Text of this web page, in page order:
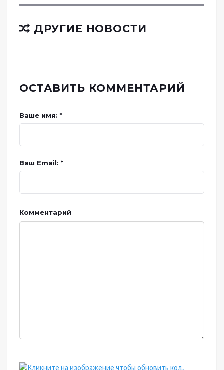
ДРУГИЕ НОВОСТИ
ОСТАВИТЬ КОММЕНТАРИЙ
Ваше имя: *
Ваш Email: *
Комментарий